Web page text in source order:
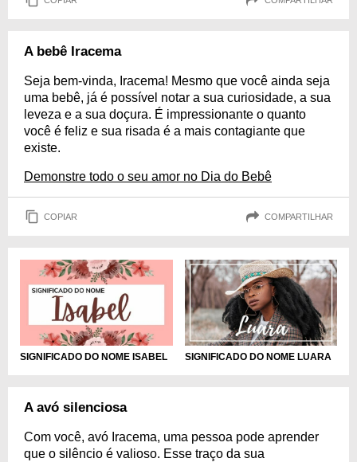
A bebê Iracema
Seja bem-vinda, Iracema! Mesmo que você ainda seja
uma bebê, já é possível notar a sua curiosidade, a sua
leveza e a sua doçura. É impressionante o quanto
você é feliz e sua risada é a mais contagiante que
existe.
Demonstre todo o seu amor no Dia do Bebê
COPIAR COMPARTILHAR
SIGNIFICADO DO NOME ISABEL SIGNIFICADO DO NOME LUARA
A avó silenciosa
Com você, avó Iracema, uma pessoa pode aprender
que o silêncio é valioso. Esse traço da sua